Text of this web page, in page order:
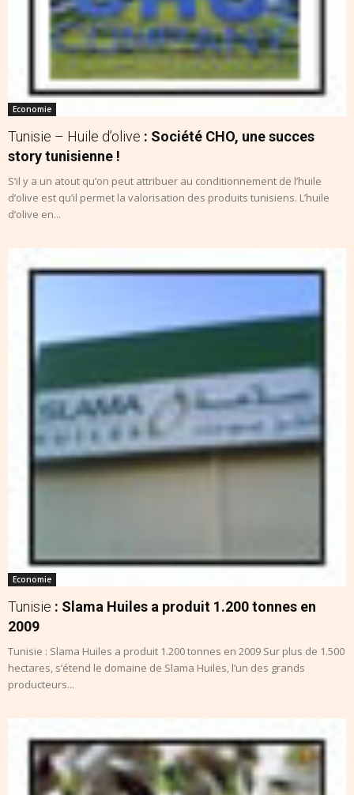
Economie
Tunisie – Huile d’olive : Société CHO, une succes
story tunisienne !
S’il y a un atout qu’on peut attribuer au conditionnement de l’huile
d’olive est qu’il permet la valorisation des produits tunisiens. L’huile
d’olive en...
Economie
Tunisie : Slama Huiles a produit 1.200 tonnes en
2009
Tunisie : Slama Huiles a produit 1.200 tonnes en 2009 Sur plus de 1.500
hectares, s’étend le domaine de Slama Huiles, l’un des grands
producteurs...